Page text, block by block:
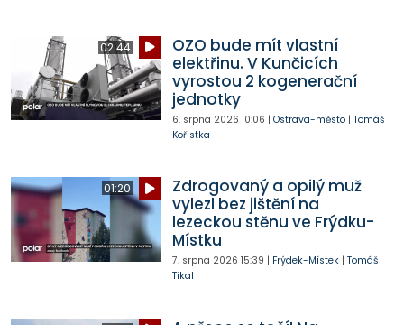
02:44
OZO bude mít vlastní
elektřinu. V Kunčicích
vyrostou 2 kogenerační
jednotky
6. srpna 2026 10:06 | Ostrava-město| Tomáš
Kořistka
01:20
Zdrogovaný a opilý muž
vylezl bez jištění na
lezeckou stěnu ve Frýdku-
Místku
7. srpna 2026 15:39 | Frýdek-Místek| Tomáš
Tikal